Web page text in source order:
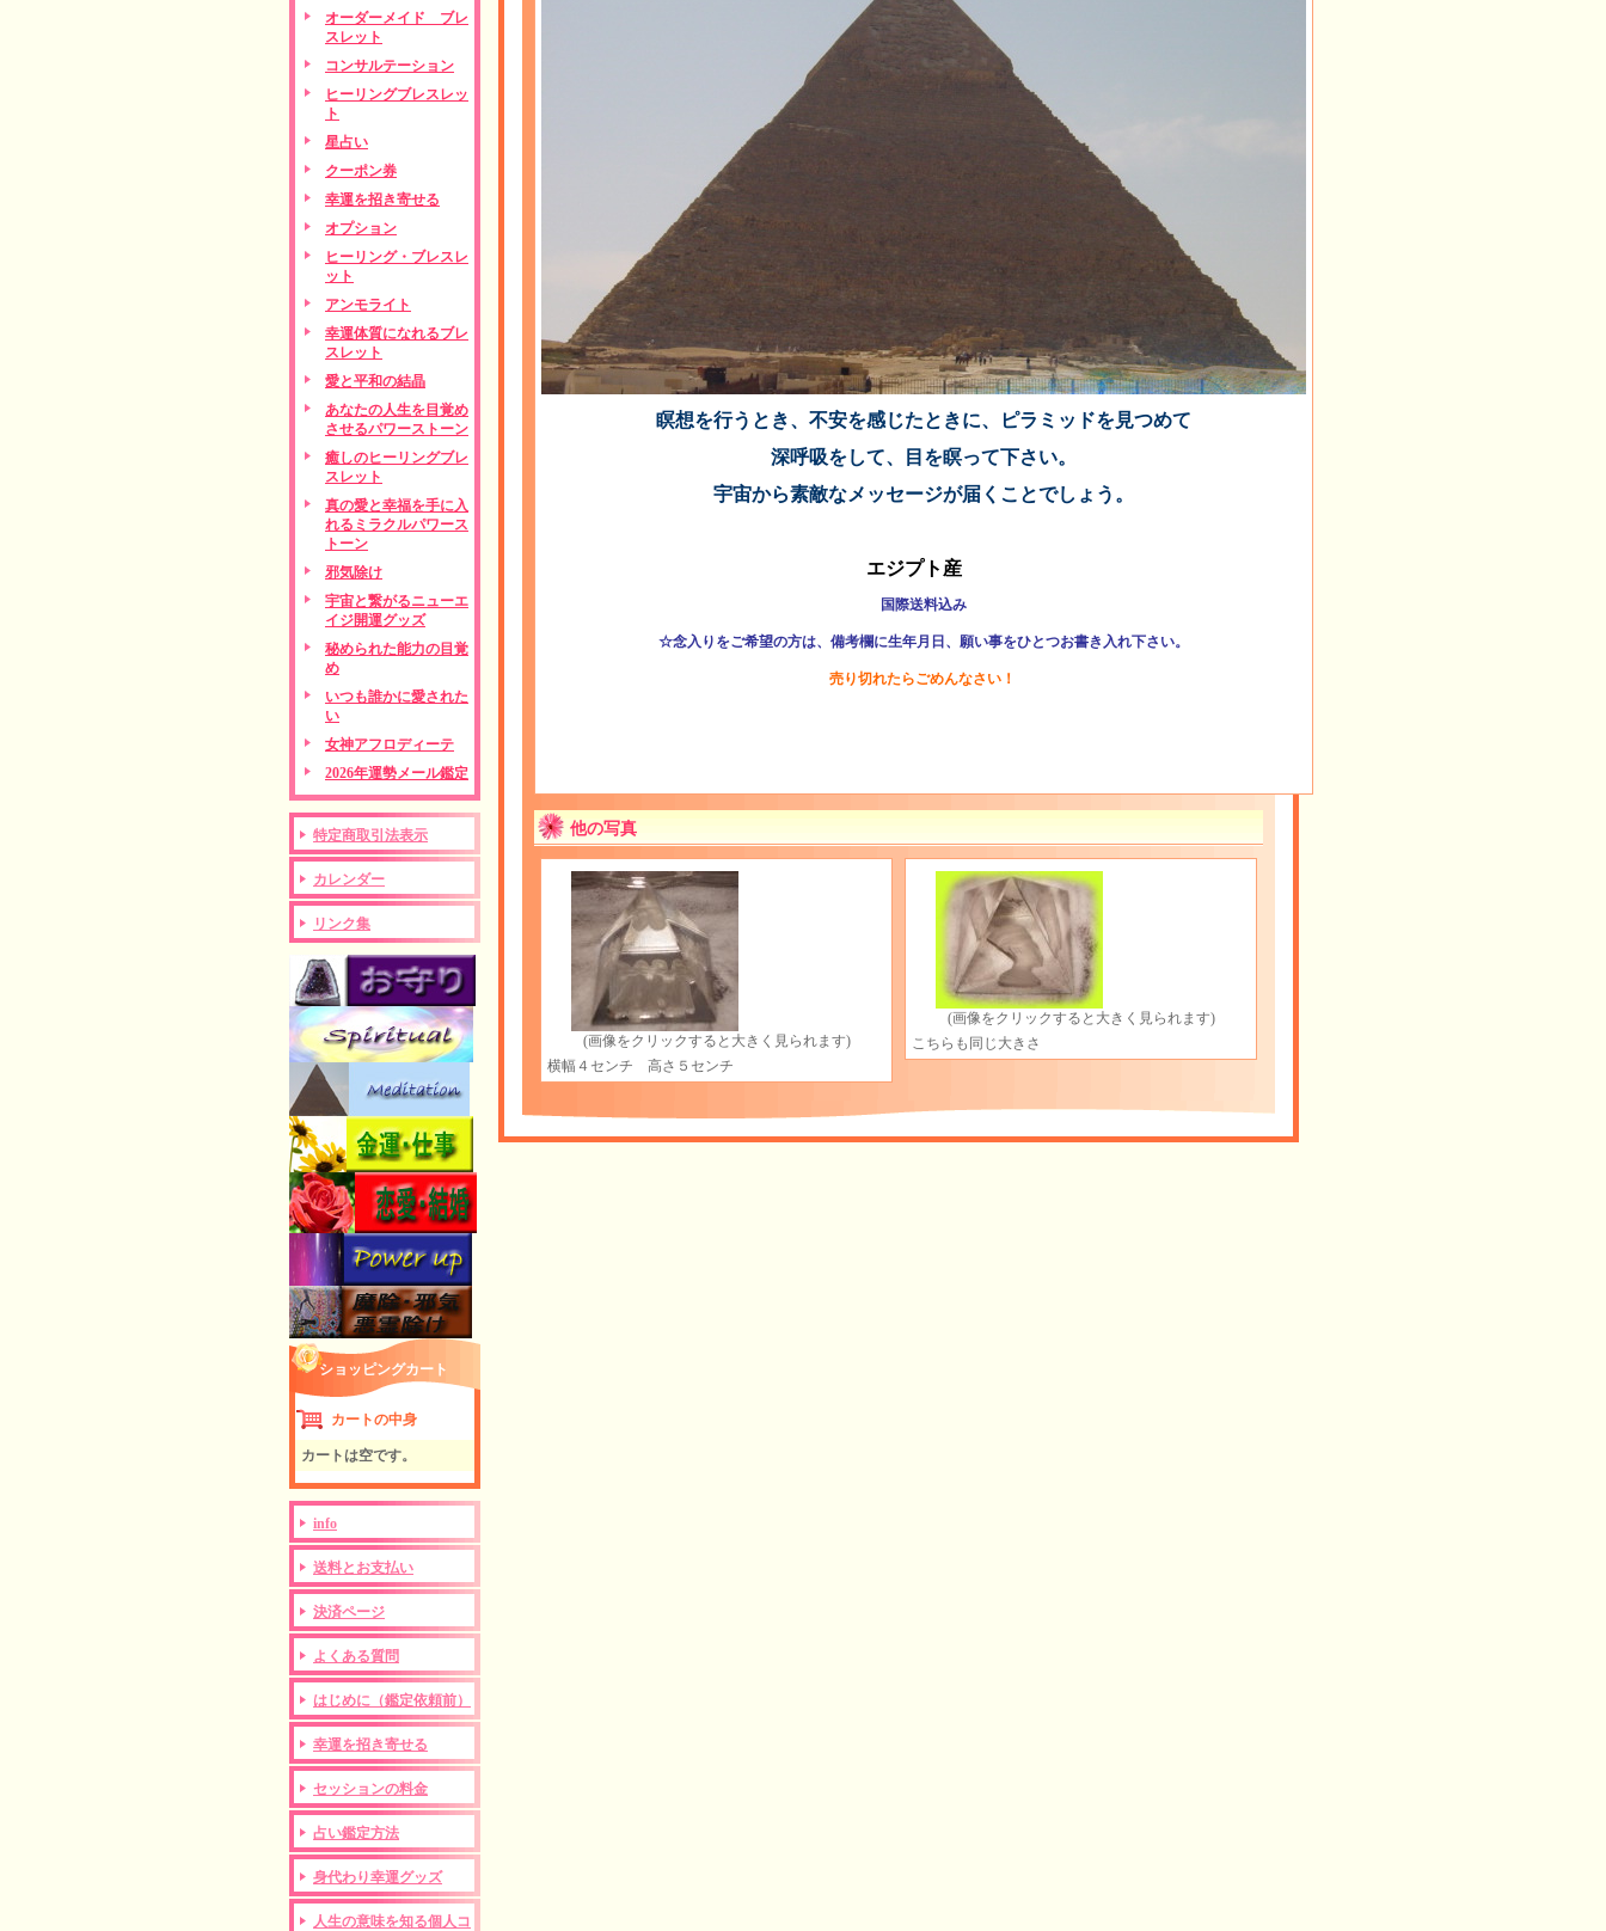
オーダーメイド ブレ
スレット
コンサルテーション
ヒーリングブレスレッ
ト
星占い
クーポン券
幸運を招き寄せる
オプション
ヒーリング・ブレスレ
ット
アンモライト
幸運体質になれるブレ
スレット
愛と平和の結晶
あなたの人生を目覚め
させるパワーストーン
癒しのヒーリングブレ
スレット
真の愛と幸福を手に入
れるミラクルパワース
トーン
邪気除け
宇宙と繋がるニューエ
イジ開運グッズ
秘められた能力の目覚
め
いつも誰かに愛された
い
女神アフロディーテ
2026年運勢メール鑑定
特定商取引法表示
カレンダー
リンク集
ショッピングカート
カートの中身
カートは空です。
info
送料とお支払い
決済ページ
よくある質問
はじめに（鑑定依頼前）
幸運を招き寄せる
セッションの料金
占い鑑定方法
身代わり幸運グッズ
人生の意味を知る個人コ
瞑想を行うとき、不安を感じたときに、ピラミッドを見つめて
深呼吸をして、目を瞑って下さい。
宇宙から素敵なメッセージが届くことでしょう。
エジプト産
国際送料込み
☆念入りをご希望の方は、備考欄に生年月日、願い事をひとつお書き入れ下さい。
売り切れたらごめんなさい！
他の写真
(画像をクリックすると大きく見られます)
横幅４センチ 高さ５センチ
(画像をクリックすると大きく見られます)
こちらも同じ大きさ